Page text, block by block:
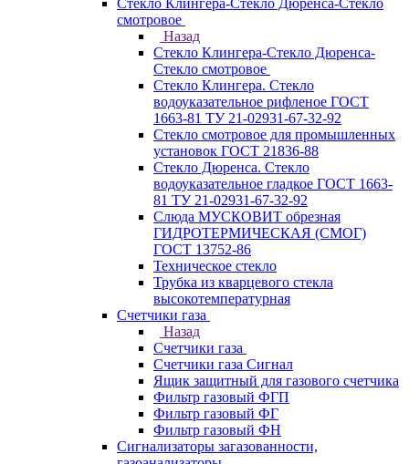
Стекло Клингера-Стекло Дюренса-Стекло
смотровое
Назад
Стекло Клингера-Стекло Дюренса-
Стекло смотровое
Стекло Клингера. Стекло
водоуказательное рифленое ГОСТ
1663-81 ТУ 21-02931-67-32-92
Стекло смотровое для промышленных
установок ГОСТ 21836-88
Стекло Дюренса. Стекло
водоуказательное гладкое ГОСТ 1663-
81 ТУ 21-02931-67-32-92
Слюда МУСКОВИТ обрезная
ГИДРОТЕРМИЧЕСКАЯ (СМОГ)
ГОСТ 13752-86
Техническое стекло
Трубка из кварцевого стекла
высокотемпературная
Счетчики газа
Назад
Счетчики газа
Счетчики газа Сигнал
Ящик защитный для газового счетчика
Фильтр газовый ФГП
Фильтр газовый ФГ
Фильтр газовый ФН
Сигнализаторы загазованности,